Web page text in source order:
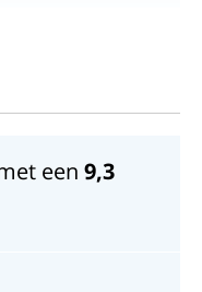
een 9,3